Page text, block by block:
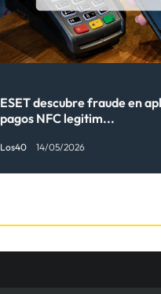
ESET descubre fraude en
pagos NFC legitim...
Los40 14/05/2026